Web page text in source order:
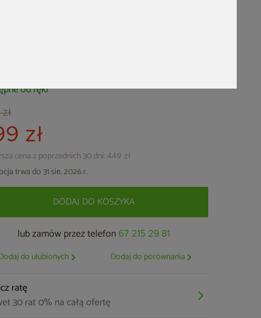
od ręki
zł
cena z poprzednich 30 dni: 449 zł
trwa do 31 sie. 2026 r.
DODAJ DO KOSZYKA
lub zamów przez telefon 67 215 29 81
do ulubionych Dodaj do porównania
ratę
30 rat 0% na całą ofertę